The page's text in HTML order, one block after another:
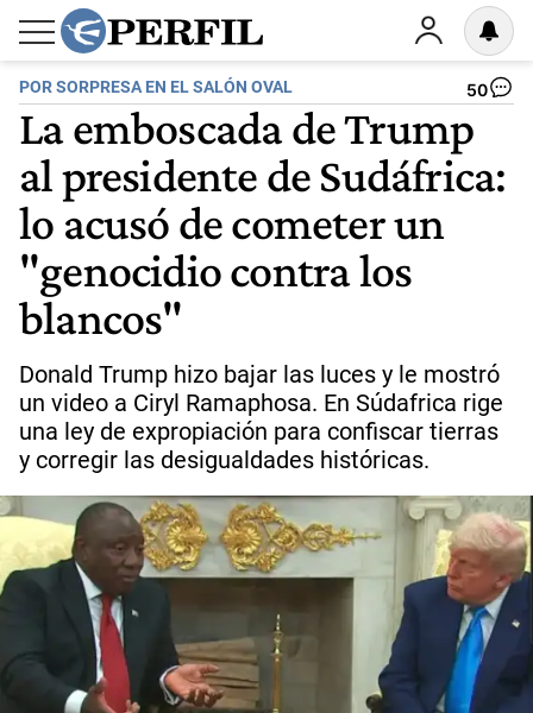
POR SORPRESA EN EL SALÓN OVAL 50
La emboscada de Trump
al presidente de Sudáfrica:
lo acusó de cometer un
"genocidio contra los
blancos"
Donald Trump hizo bajar las luces y le mostró
un video a Ciryl Ramaphosa. En Súdafrica rige
una ley de expropiación para confiscar tierras
y corregir las desigualdades históricas.